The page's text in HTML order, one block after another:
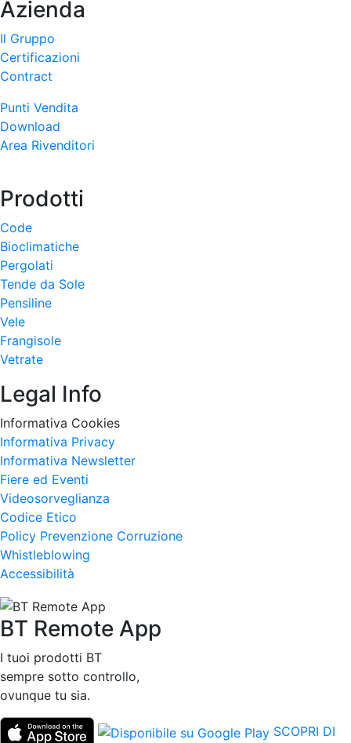
Azienda
Il Gruppo
Certificazioni
Contract
Punti Vendita
Download
Area Rivenditori
Prodotti
Code
Bioclimatiche
Pergolati
Tende da Sole
Pensiline
Vele
Frangisole
Vetrate
Legal Info
Informativa Cookies
Informativa Privacy
Informativa Newsletter
Fiere ed Eventi
Videosorveglianza
Codice Etico
Policy Prevenzione Corruzione
Whistleblowing
Accessibilità
BT Remote App
I tuoi prodotti BT
sempre sotto controllo,
ovunque tu sia.
SCOPRI DI